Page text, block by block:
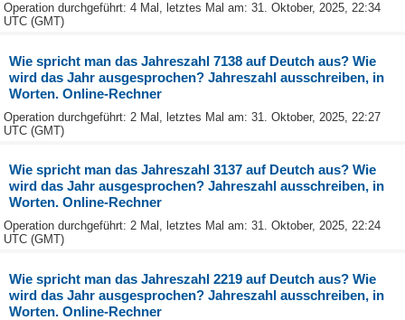
Operation durchgeführt: 4 Mal, letztes Mal am: 31. Oktober, 2025, 22:34
UTC (GMT)
Wie spricht man das Jahreszahl 7138 auf Deutch aus? Wie
wird das Jahr ausgesprochen? Jahreszahl ausschreiben, in
Worten. Online-Rechner
Operation durchgeführt: 2 Mal, letztes Mal am: 31. Oktober, 2025, 22:27
UTC (GMT)
Wie spricht man das Jahreszahl 3137 auf Deutch aus? Wie
wird das Jahr ausgesprochen? Jahreszahl ausschreiben, in
Worten. Online-Rechner
Operation durchgeführt: 2 Mal, letztes Mal am: 31. Oktober, 2025, 22:24
UTC (GMT)
Wie spricht man das Jahreszahl 2219 auf Deutch aus? Wie
wird das Jahr ausgesprochen? Jahreszahl ausschreiben, in
Worten. Online-Rechner